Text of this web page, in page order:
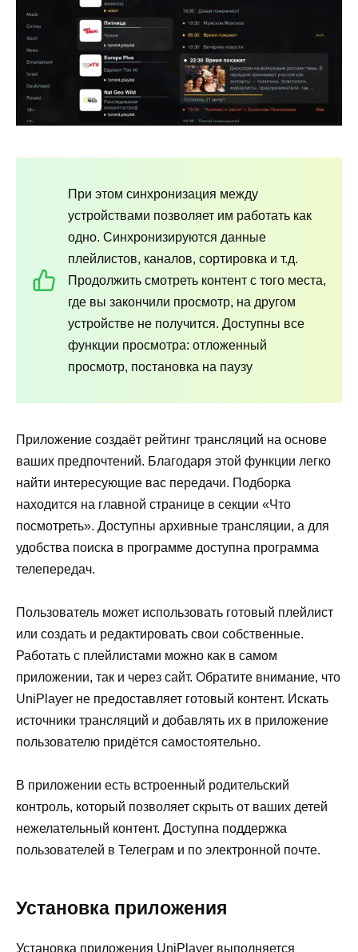
При этом синхронизация между
устройствами позволяет им работать как
одно. Синхронизируются данные
плейлистов, каналов, сортировка и т.д.
Продолжить смотреть контент с того места,
где вы закончили просмотр, на другом
устройстве не получится. Доступны все
функции просмотра: отложенный
просмотр, постановка на паузу
Приложение создаёт рейтинг трансляций на основе
ваших предпочтений. Благодаря этой функции легко
найти интересующие вас передачи. Подборка
находится на главной странице в секции «Что
посмотреть». Доступны архивные трансляции, а для
удобства поиска в программе доступна программа
телепередач.
Пользователь может использовать готовый плейлист
или создать и редактировать свои собственные.
Работать с плейлистами можно как в самом
приложении, так и через сайт. Обратите внимание, что
UniPlayer не предоставляет готовый контент. Искать
источники трансляций и добавлять их в приложение
пользователю придётся самостоятельно.
В приложении есть встроенный родительский
контроль, который позволяет скрыть от ваших детей
нежелательный контент. Доступна поддержка
пользователей в Телеграм и по электронной почте.
Установка приложения
Установка приложения UniPlayer выполняется